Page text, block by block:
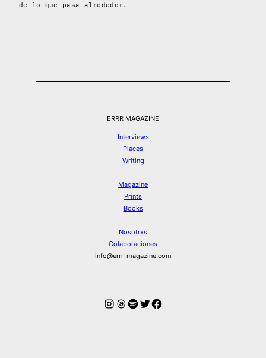
de lo que pasa alrededor.
ERRR MAGAZINE
Interviews
Places
Writing
Magazine
Prints
Books
Nosotrxs
Colaboraciones
info@errr-magazine.com
Instagram
Hilos
Spotify
Twitter
Facebook